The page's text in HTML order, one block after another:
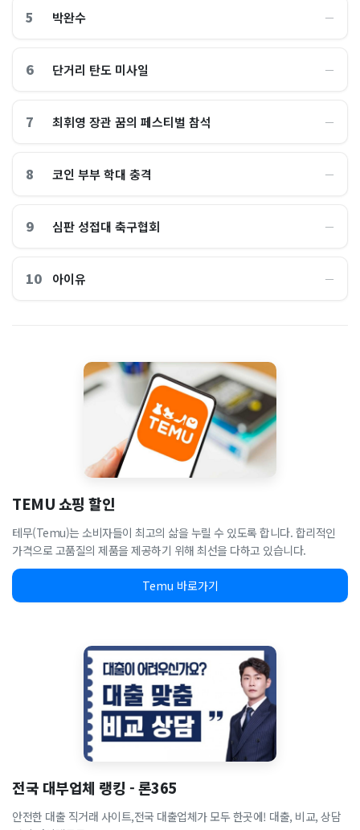
5 박완수 ―
6 단거리 탄도 미사일 ―
7 최휘영 장관 꿈의 페스티벌 참석 ―
8 코인 부부 학대 충격 ―
9 심판 성접대 축구협회 ―
10 아이유 ―
TEMU 쇼핑 할인
테무(Temu)는 소비자들이 최고의 삶을 누릴 수 있도록 합니다. 합리적인
가격으로 고품질의 제품을 제공하기 위해 최선을 다하고 있습니다.
Temu 바로가기
전국 대부업체 랭킹 - 론365
안전한 대출 직거래 사이트,전국 대출업체가 모두 한곳에! 대출, 비교, 상담